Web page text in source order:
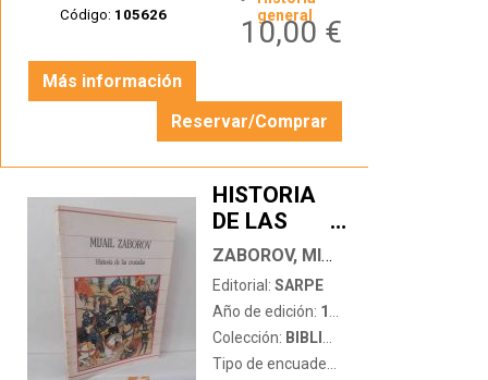
Código: 105626
general
10,00 €
Más información
Reservar/Comprar
HISTORIA
DE LAS
CRUZADAS
…
ZABOROV, MIJAIL
Editorial: SARPE
Año de edición: 1985
Colección: BIBLIOTECA DE LA HISTORIA
Tipo de encuadernación: